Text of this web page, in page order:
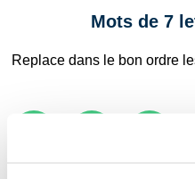
Mots de 7
Replace dans le bon ordre